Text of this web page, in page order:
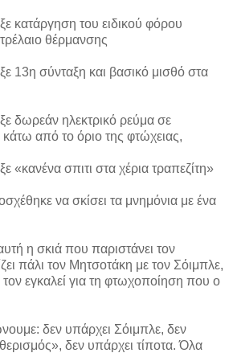
κατάργηση του ειδικού φόρου
θέρμανσης
13η σύνταξη και βασικό μισθό στα
δωρεάν ηλεκτρικό ρεύμα σε
κάτω από το όριο της φτώχειας,
σπιτι στα χέρια τραπεζίτη»
να σκίσει τα μνημόνια με ένα
η σκιά που παριστάνει τον
πάλι τον Μητσοτάκη με τον Σόιμπλε,
εγκαλεί για τη φτωχοποίηση που ο
δεν υπάρχει Σόιμπλε, δεν
δεν υπάρχει τίποτα. Όλα